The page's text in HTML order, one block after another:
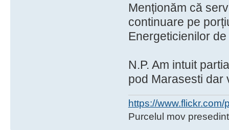
Menționăm că
continuare pe
Energeticienilor
N.P. Am intuit
pod Marasesti dar
https://
Purcelul mov